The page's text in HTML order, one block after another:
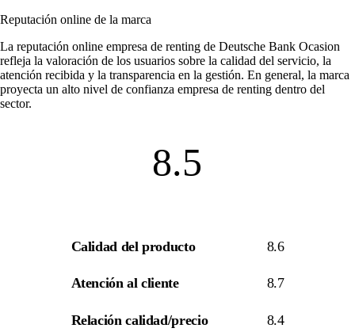
Reputación online de la marca
La reputación online empresa de renting de Deutsche Bank Ocasion
refleja la valoración de los usuarios sobre la calidad del servicio, la
atención recibida y la transparencia en la gestión. En general, la marca
proyecta un alto nivel de confianza empresa de renting dentro del
sector.
8.5
Calidad del producto 8.6
Atención al cliente 8.7
Relación calidad/precio 8.4